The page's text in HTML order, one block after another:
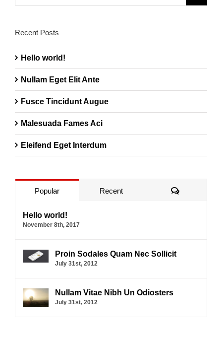
Recent Posts
Hello world!
Nullam Eget Elit Ante
Fusce Tincidunt Augue
Malesuada Fames Aci
Eleifend Eget Interdum
Popular Recent Comments
Hello world!
November 8th, 2017
Proin Sodales Quam Nec Sollicit
July 31st, 2012
Nullam Vitae Nibh Un Odiosters
July 31st, 2012